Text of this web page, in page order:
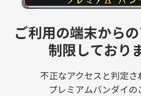
ご利用の端末から
制限しており
不正なアクセスと判定さ
プレミアムバンダイの